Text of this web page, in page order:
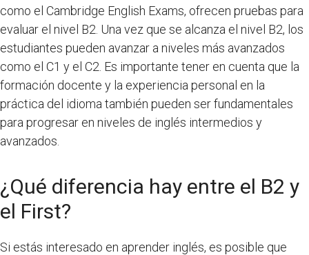
como el Cambridge English Exams, ofrecen pruebas para
evaluar el nivel B2. Una vez que se alcanza el nivel B2, los
estudiantes pueden avanzar a niveles más avanzados
como el C1 y el C2. Es importante tener en cuenta que la
formación docente y la experiencia personal en la
práctica del idioma también pueden ser fundamentales
para progresar en niveles de inglés intermedios y
avanzados.
¿Qué diferencia hay entre el B2 y
el First?
Si estás interesado en aprender inglés, es posible que